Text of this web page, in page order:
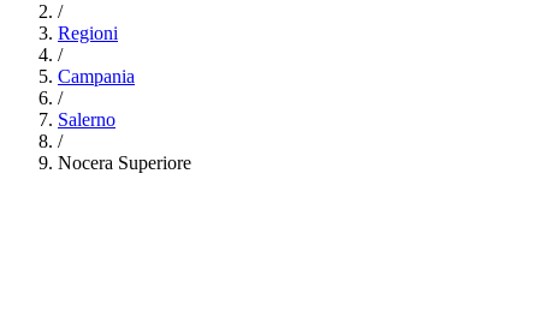
/
Regioni
/
Campania
/
Salerno
/
Nocera Superiore